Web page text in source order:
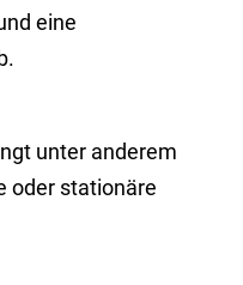
eine
unter anderem
oder stationäre